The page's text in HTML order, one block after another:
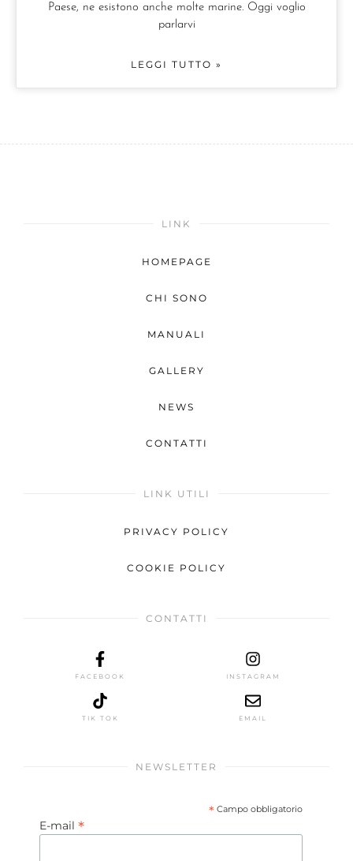
Paese, ne esistono anche molte marine. Oggi voglio
parlarvi
LEGGI TUTTO »
LINK
HOMEPAGE
CHI SONO
MANUALI
GALLERY
NEWS
CONTATTI
LINK UTILI
PRIVACY POLICY
COOKIE POLICY
CONTATTI
FACEBOOK INSTAGRAM
TIK TOK EMAIL
NEWSLETTER
* Campo obbligatorio
E-mail *